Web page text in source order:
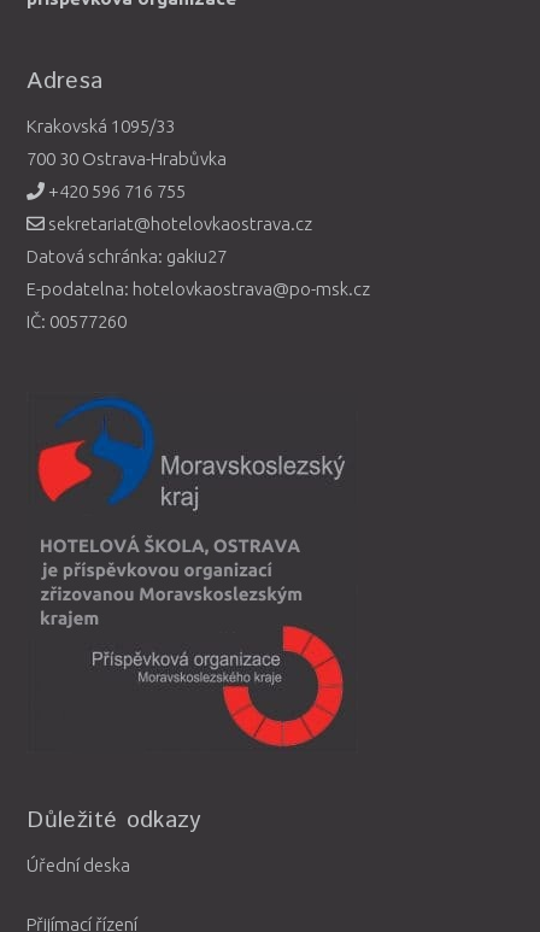
Adresa
Krakovská 1095/33
700 30 Ostrava-Hrabůvka
+420 596 716 755
sekretariat@hotelovkaostrava.cz
Datová schránka: gakiu27
E-podatelna: hotelovkaostrava@po-msk.cz
IČ: 00577260
Důležité odkazy
Úřední deska
Přijímací řízení